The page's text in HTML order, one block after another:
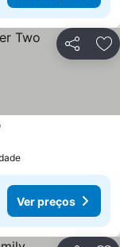
Partilhar
Ver preços